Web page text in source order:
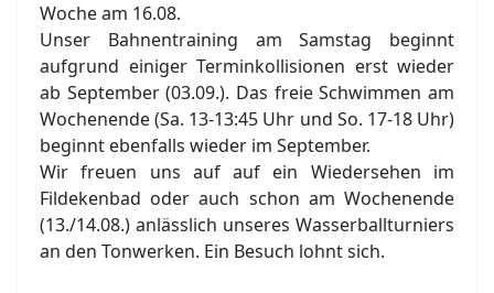
Woche am 16.08.
Unser Bahnentraining am Samstag beginnt
aufgrund einiger Terminkollisionen erst wieder
ab September (03.09.). Das freie Schwimmen am
Wochenende (Sa. 13-13:45 Uhr und So. 17-18 Uhr)
beginnt ebenfalls wieder im September.
Wir freuen uns auf auf ein Wiedersehen im
Fildekenbad oder auch schon am Wochenende
(13./14.08.) anlässlich unseres Wasserballturniers
an den Tonwerken. Ein Besuch lohnt sich.